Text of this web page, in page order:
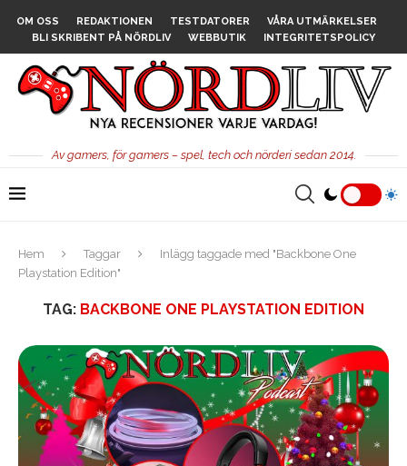
OM OSS REDAKTIONEN TESTDATORER
VÅRA UTMÄRKELSER
BLI SKRIBENT PÅ NÖRDLIV
WEBBUTIK INTEGRITETSPOLICY
Av gamers, för gamers – spel, tech och nörderi sedan 2014.
Hem Taggar
Inlägg taggade med "Backbone One
Playstation Edition"
TAG: BACKBONE ONE PLAYSTATION EDITION